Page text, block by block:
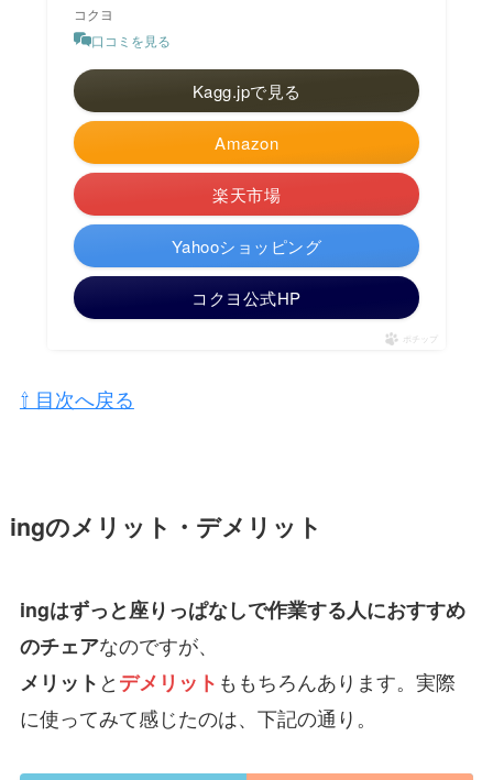
コクヨ
口コミを見る
Amazon
楽天市場
Yahooショッピング
Kagg.jpで見る
コクヨ公式HP
ポチップ
⇧ 目次へ戻る
ingのメリット・デメリット
ingはずっと座りっぱなしで作業する人におすすめ
のチェアなのですが、
メリット とデメリット ももちろんあります。実際
に使ってみて感じたのは、下記の通り。